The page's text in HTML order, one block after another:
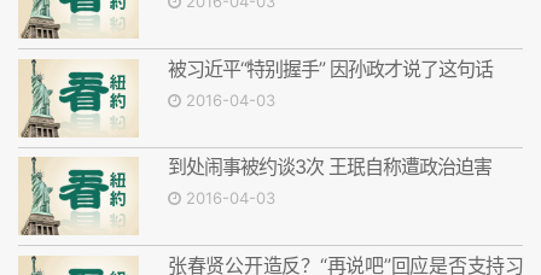
被习近平“特别握手” 因孙政才说了这句话
2016-04-03
到处闹事被约谈3次 王珉自称遭政治迫害
2016-04-03
张春贤公开造反？“再说吧”回应是否支持习